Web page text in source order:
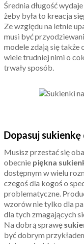
Średnia długość
żeby była to kreacja
Ze względu na letnie
musi być
modele zdają się
wiele trudniej nimi o
trwały sposób.
Dopasuj
Musisz przestać się
obecnie piękna
dostępnym w wielu
czegoś dla kogoś o
problematyczne.
wzorów nie tylko dla
dla tych zmagających
Na dobrą sprawę
być dobrym